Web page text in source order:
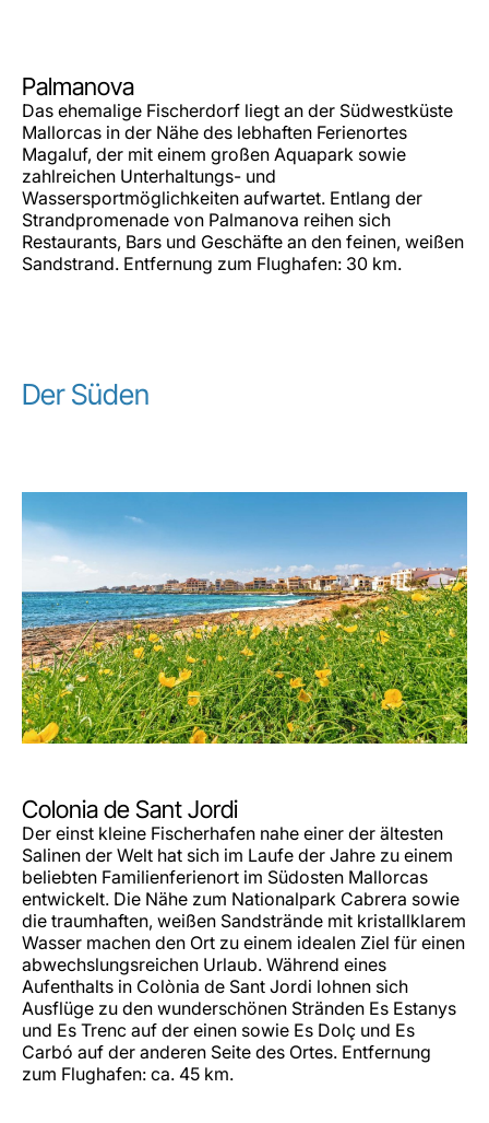
Palmanova
Das ehemalige Fischerdorf liegt an der Südwestküste
Mallorcas in der Nähe des lebhaften Ferienortes
Magaluf, der mit einem großen Aquapark sowie
zahlreichen Unterhaltungs- und
Wassersportmöglichkeiten aufwartet. Entlang der
Strandpromenade von Palmanova reihen sich
Restaurants, Bars und Geschäfte an den feinen, weißen
Sandstrand. Entfernung zum Flughafen: 30 km.
Der Süden
Colonia de Sant Jordi
Der einst kleine Fischerhafen nahe einer der ältesten
Salinen der Welt hat sich im Laufe der Jahre zu einem
beliebten Familienferienort im Südosten Mallorcas
entwickelt. Die Nähe zum Nationalpark Cabrera sowie
die traumhaften, weißen Sandstrände mit kristallklarem
Wasser machen den Ort zu einem idealen Ziel für einen
abwechslungsreichen Urlaub. Während eines
Aufenthalts in Colònia de Sant Jordi lohnen sich
Ausflüge zu den wunderschönen Stränden Es Estanys
und Es Trenc auf der einen sowie Es Dolç und Es
Carbó auf der anderen Seite des Ortes. Entfernung
zum Flughafen: ca. 45 km.